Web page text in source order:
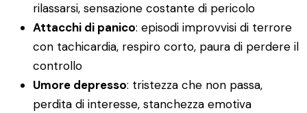
rilassarsi, sensazione costante di pericolo
Attacchi di panico: episodi improvvisi di terrore
con tachicardia, respiro corto, paura di perdere il
controllo
Umore depresso: tristezza che non passa,
perdita di interesse, stanchezza emotiva